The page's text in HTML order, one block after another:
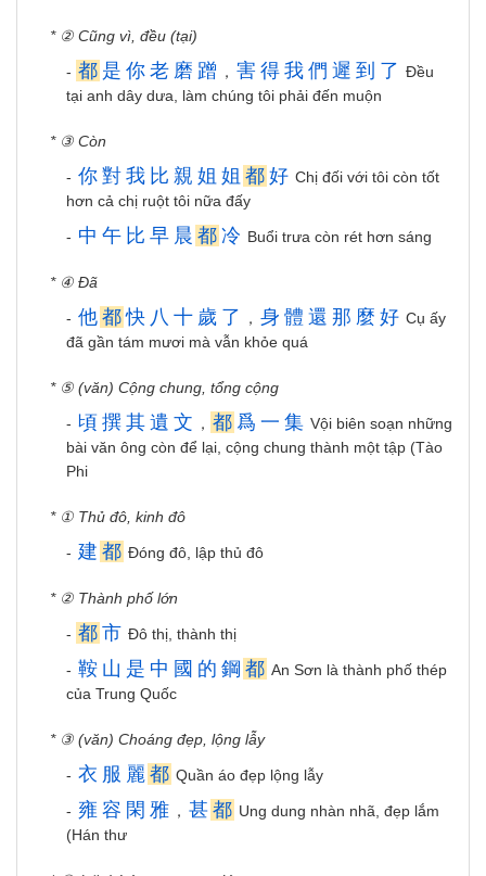
* ② Cũng vì, đều (tại)
- 都 是 你 老 磨 蹭 ， 害 得 我 們 遲 到 了 Đều
tại anh dây dưa, làm chúng tôi phải đến muộn
* ③ Còn
- 你 對 我 比 親 姐 姐 都 好 Chị đối với tôi còn tốt
hơn cả chị ruột tôi nữa đấy
- 中 午 比 早 晨 都 冷 Buổi trưa còn rét hơn sáng
* ④ Đã
- 他 都 快 八 十 歲 了 ， 身 體 還 那 麼 好 Cụ ấy
đã gần tám mươi mà vẫn khỏe quá
* ⑤ (văn) Cộng chung, tổng cộng
- 頃 撰 其 遺 文 ， 都 爲 一 集 Vội biên soạn những
bài văn ông còn để lại, cộng chung thành một tập (Tào
Phi
* ① Thủ đô, kinh đô
- 建 都 Đóng đô, lập thủ đô
* ② Thành phố lớn
- 都 市 Đô thị, thành thị
- 鞍 山 是 中 國 的 鋼 都 An Sơn là thành phố thép
của Trung Quốc
* ③ (văn) Choáng đẹp, lộng lẫy
- 衣 服 麗 都 Quần áo đẹp lộng lẫy
- 雍 容 閑 雅 ， 甚 都 Ung dung nhàn nhã, đẹp lắm
(Hán thư